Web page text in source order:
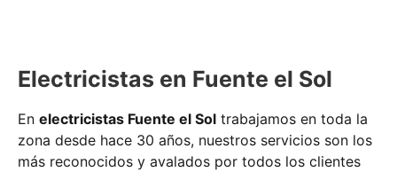
Electricistas en Fuente el Sol
En electricistas Fuente el Sol trabajamos en toda la
zona desde hace 30 años, nuestros servicios son los
más reconocidos y avalados por todos los clientes